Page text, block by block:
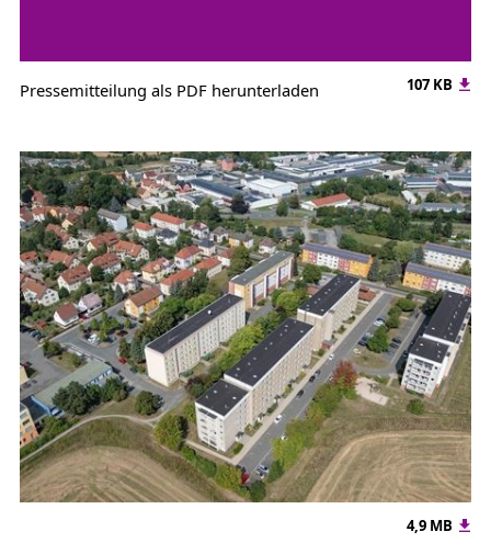
107 KB
Pressemitteilung als PDF herunterladen
4,9 MB